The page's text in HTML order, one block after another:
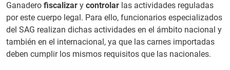
Ganadero fiscalizar y controlar las actividades reguladas
por este cuerpo legal. Para ello, funcionarios especializados
del SAG realizan dichas actividades en el ámbito nacional y
también en el internacional, ya que las carnes importadas
deben cumplir los mismos requisitos que las nacionales.